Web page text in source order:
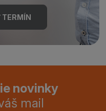
TERMÍN
novinky
mail